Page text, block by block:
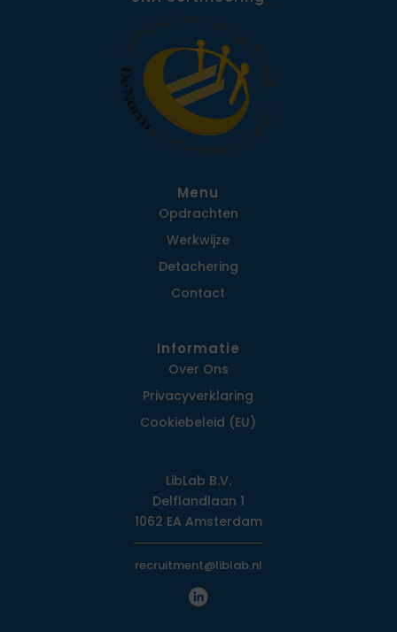
Menu
Opdrachten
Werkwijze
Detachering
Contact
Informatie
Over Ons
Privacy­verklaring
Cookiebeleid (EU)
LibLab B.V.
Delflandlaan 1
1062 EA Amsterdam
recruitment@liblab.nl